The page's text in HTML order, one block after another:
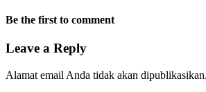
Be the first to comment
Leave a Reply
Alamat email Anda tidak akan dipublikasikan.